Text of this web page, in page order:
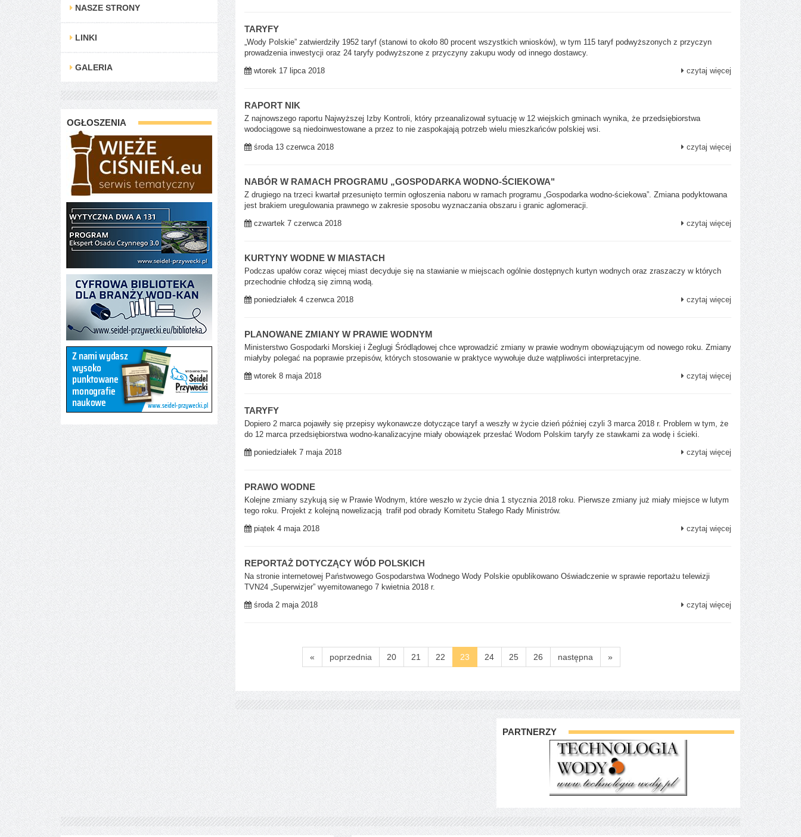
NASZE STRONY
LINKI
GALERIA
OGŁOSZENIA
TARYFY
„Wody Polskie” zatwierdziły 1952 taryf (stanowi to około 80 procent wszystkich wniosków), w tym 115 taryf podwyższonych z przyczyn
prowadzenia inwestycji oraz 24 taryfy podwyższone z przyczyny zakupu wody od innego dostawcy.
wtorek 17 lipca 2018
czytaj więcej
RAPORT NIK
Z najnowszego raportu Najwyższej Izby Kontroli, który przeanalizował sytuację w 12 wiejskich gminach wynika, że przedsiębiorstwa
wodociągowe są niedoinwestowane a przez to nie zaspokajają potrzeb wielu mieszkańców polskiej wsi.
środa 13 czerwca 2018
czytaj więcej
NABÓR W RAMACH PROGRAMU „GOSPODARKA WODNO-ŚCIEKOWA"
Z drugiego na trzeci kwartał przesunięto termin ogłoszenia naboru w ramach programu „Gospodarka wodno-ściekowa”. Zmiana podyktowana
jest brakiem uregulowania prawnego w zakresie sposobu wyznaczania obszaru i granic aglomeracji.
czwartek 7 czerwca 2018
czytaj więcej
KURTYNY WODNE W MIASTACH
Podczas upałów coraz więcej miast decyduje się na stawianie w miejscach ogólnie dostępnych kurtyn wodnych oraz zraszaczy w których
przechodnie chłodzą się zimną wodą.
poniedziałek 4 czerwca 2018
czytaj więcej
PLANOWANE ZMIANY W PRAWIE WODNYM
Ministerstwo Gospodarki Morskiej i Żeglugi Śródlądowej chce wprowadzić zmiany w prawie wodnym obowiązującym od nowego roku. Zmiany
miałyby polegać na poprawie przepisów, których stosowanie w praktyce wywołuje duże wątpliwości interpretacyjne.
wtorek 8 maja 2018
czytaj więcej
TARYFY
Dopiero 2 marca pojawiły się przepisy wykonawcze dotyczące taryf a weszły w życie dzień później czyli 3 marca 2018 r. Problem w tym, że
do 12 marca przedsiębiorstwa wodno-kanalizacyjne miały obowiązek przesłać Wodom Polskim taryfy ze stawkami za wodę i ścieki.
poniedziałek 7 maja 2018
czytaj więcej
PRAWO WODNE
Kolejne zmiany szykują się w Prawie Wodnym, które weszło w życie dnia 1 stycznia 2018 roku. Pierwsze zmiany już miały miejsce w lutym
tego roku. Projekt z kolejną nowelizacją trafił pod obrady Komitetu Stałego Rady Ministrów.
piątek 4 maja 2018
czytaj więcej
REPORTAŻ DOTYCZĄCY WÓD POLSKICH
Na stronie internetowej Państwowego Gospodarstwa Wodnego Wody Polskie opublikowano Oświadczenie w sprawie reportażu telewizji
TVN24 „Superwizjer” wyemitowanego 7 kwietnia 2018 r.
środa 2 maja 2018
czytaj więcej
« poprzednia 20 21 22 23 24 25 26 następna »
PARTNERZY